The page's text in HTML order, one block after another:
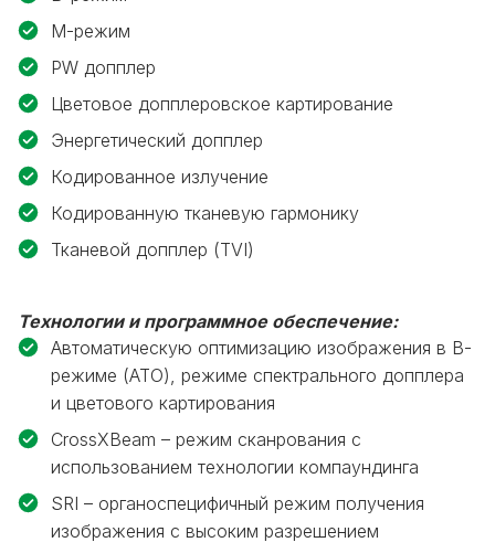
M-режим
PW допплер
Цветовое допплеровское картирование
Энергетический допплер
Кодированное излучение
Кодированную тканевую гармонику
Тканевой допплер (TVI)
Технологии и программное обеспечение:
Автоматическую оптимизацию изображения в В-
режиме (ATO), режиме спектрального допплера
и цветового картирования
CrossXBeam – режим сканрования с
использованием технологии компаундинга
SRI – органоспецифичный режим получения
изображения с высоким разрешением